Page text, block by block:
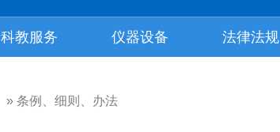
科教服务 仪器设备 法律法规
» 条例、细则、办法